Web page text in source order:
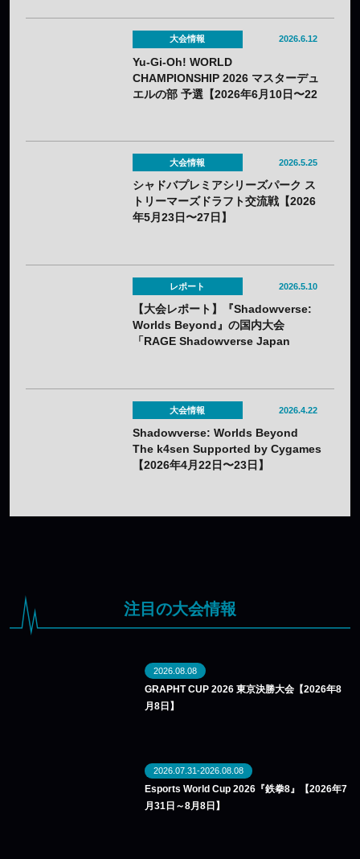
大会情報 2026.6.12
Yu-Gi-Oh! WORLD
CHAMPIONSHIP 2026 マスターデュ
エルの部 予選【2026年6月10日〜22
大会情報 2026.5.25
シャドバプレミアシリーズパーク ス
トリーマーズドラフト交流戦【2026
年5月23日〜27日】
レポート 2026.5.10
【大会レポート】『Shadowverse:
Worlds Beyond』の国内大会
「RAGE Shadowverse Japan
大会情報 2026.4.22
Shadowverse: Worlds Beyond
The k4sen Supported by Cygames
【2026年4月22日〜23日】
注目の大会情報
2026.08.08
GRAPHT CUP 2026 東京決勝大会【2026年8
月8日】
2026.07.31-2026.08.08
Esports World Cup 2026『鉄拳8』【2026年7
月31日～8月8日】